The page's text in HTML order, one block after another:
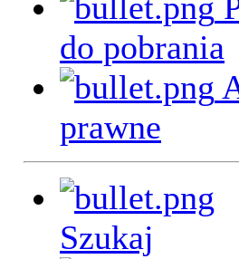
do pobrania
prawne
Szukaj